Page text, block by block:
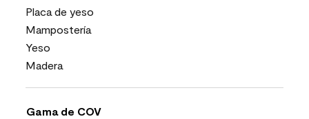
Placa de yeso
Mampostería
Yeso
Madera
Gama de COV